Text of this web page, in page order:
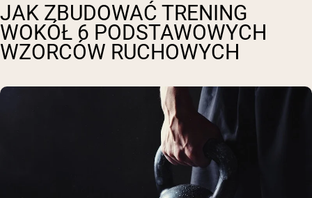
JAK ZBUDOWAĆ TRENING
WOKÓŁ 6 PODSTAWOWYCH
WZORCÓW RUCHOWYCH